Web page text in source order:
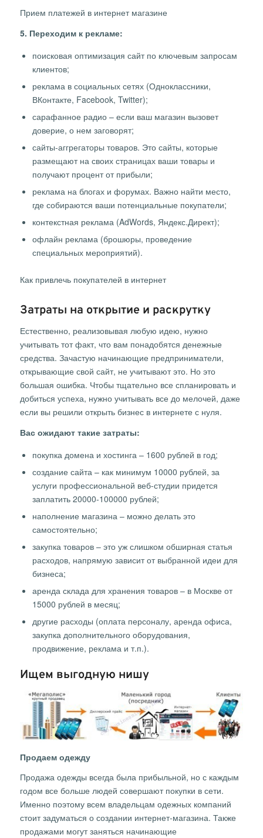
Прием платежей в интернет магазине
5. Переходим к рекламе:
поисковая оптимизация сайт по ключевым запросам
клиентов;
реклама в социальных сетях (Одноклассники,
ВКонтакте, Facebook, Twitter);
сарафанное радио – если ваш магазин вызовет
доверие, о нем заговорят;
сайты-аггрегаторы товаров. Это сайты, которые
размещают на своих страницах ваши товары и
получают процент от прибыли;
реклама на блогах и форумах. Важно найти место,
где собираются ваши потенциальные покупатели;
контекстная реклама (AdWords, Яндекс.Директ);
офлайн реклама (брошюры, проведение
специальных мероприятий).
Как привлечь покупателей в интернет
Затраты на открытие и раскрутку
Естественно, реализовывая любую идею, нужно
учитывать тот факт, что вам понадобятся денежные
средства. Зачастую начинающие предприниматели,
открывающие свой сайт, не учитывают это. Но это
большая ошибка. Чтобы тщательно все спланировать и
добиться успеха, нужно учитывать все до мелочей, даже
если вы решили открыть бизнес в интернете с нуля.
Вас ожидают такие затраты:
покупка домена и хостинга – 1600 рублей в год;
создание сайта – как минимум 10000 рублей, за
услуги профессиональной веб-студии придется
заплатить 20000-100000 рублей;
наполнение магазина – можно делать это
самостоятельно;
закупка товаров – это уж слишком обширная статья
расходов, напрямую зависит от выбранной идеи для
бизнеса;
аренда склада для хранения товаров – в Москве от
15000 рублей в месяц;
другие расходы (оплата персоналу, аренда офиса,
закупка дополнительного оборудования,
продвижение, реклама и т.п.).
Ищем выгодную нишу
Продаем одежду
Продажа одежды всегда была прибыльной, но с каждым
годом все больше людей совершают покупки в сети.
Именно поэтому всем владельцам одежных компаний
стоит задуматься о создании интернет-магазина. Также
продажами могут заняться начинающие